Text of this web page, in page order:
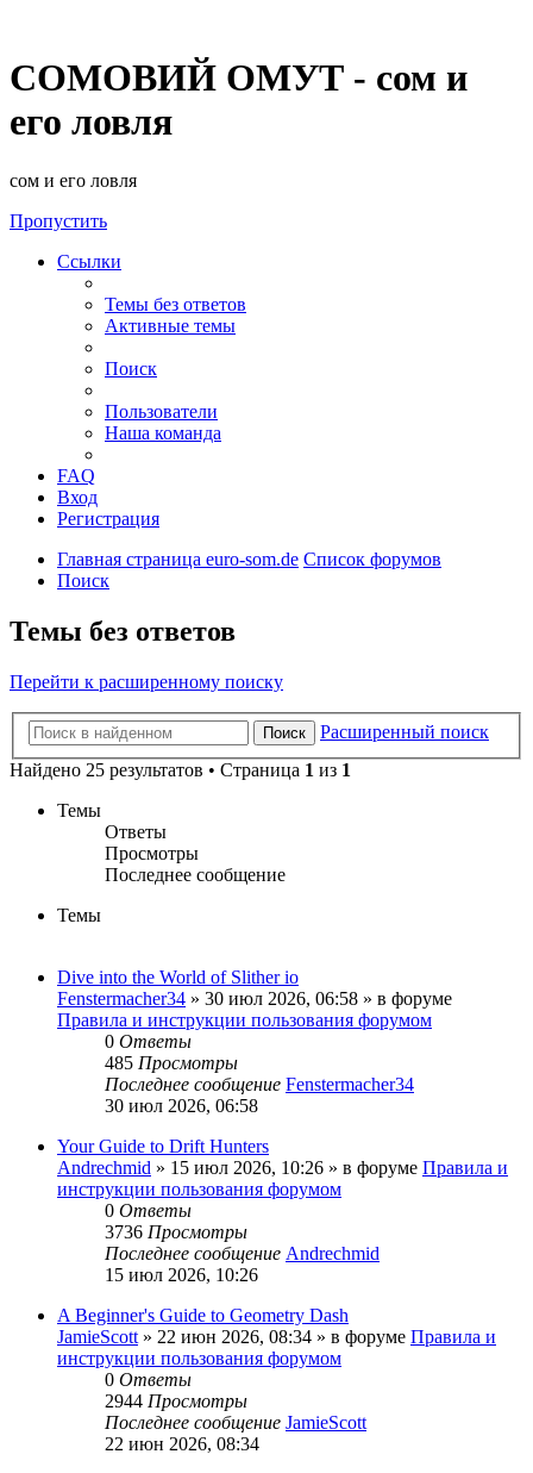
СОМОВИЙ ОМУТ - сом и
его ловля
сом и его ловля
Пропустить
Ссылки
Темы без ответов
Активные темы
Поиск
Пользователи
Наша команда
FAQ
Вход
Регистрация
Главная страница euro-som.de Список форумов
Поиск
Темы без ответов
Перейти к расширенному поиску
Поиск
Расширенный поиск
Найдено 25 результатов • Страница 1 из 1
Темы
Ответы
Просмотры
Последнее сообщение
Темы
Dive into the World of Slither io
Fenstermacher34 » 30 июл 2026, 06:58 » в форуме
Правила и инструкции пользования форумом
0 Ответы
485 Просмотры
Последнее сообщение Fenstermacher34
30 июл 2026, 06:58
Your Guide to Drift Hunters
Andrechmid » 15 июл 2026, 10:26 » в форуме Правила и
инструкции пользования форумом
0 Ответы
3736 Просмотры
Последнее сообщение Andrechmid
15 июл 2026, 10:26
A Beginner's Guide to Geometry Dash
JamieScott » 22 июн 2026, 08:34 » в форуме Правила и
инструкции пользования форумом
0 Ответы
2944 Просмотры
Последнее сообщение JamieScott
22 июн 2026, 08:34